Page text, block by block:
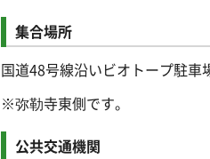
集合場所
国道48号線沿いビオトープ駐
※弥勒寺東側です。
公共交通機関